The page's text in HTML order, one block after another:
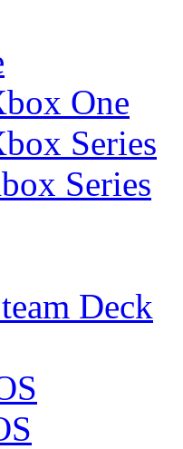
One
Series
Series
Deck